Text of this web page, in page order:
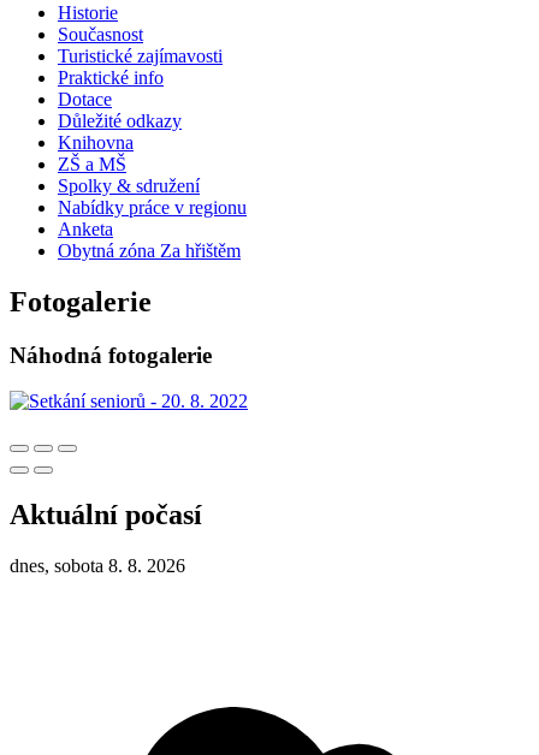
Historie
Současnost
Turistické zajímavosti
Praktické info
Dotace
Důležité odkazy
Knihovna
ZŠ a MŠ
Spolky & sdružení
Nabídky práce v regionu
Anketa
Obytná zóna Za hřištěm
Fotogalerie
Náhodná fotogalerie
Aktuální počasí
dnes, sobota 8. 8. 2026